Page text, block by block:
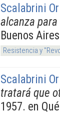
Scalabrini
alcanza
Buenos
Resistencia y
Scalabrini
tratará que
1957. en